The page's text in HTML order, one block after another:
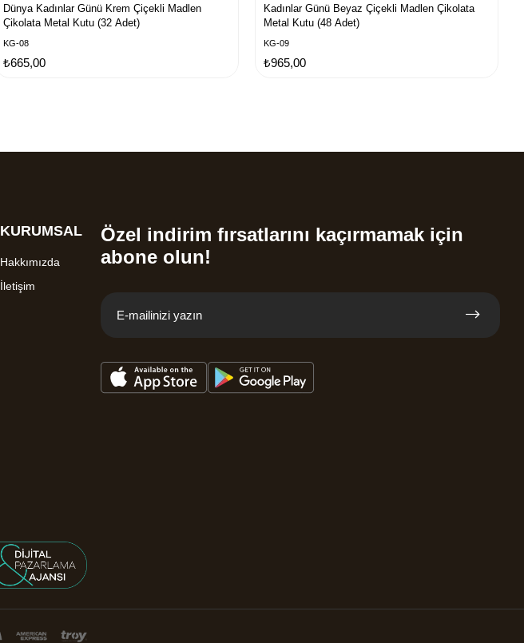
Dünya Kadınlar Günü Krem Çiçekli Madlen
Çikolata Metal Kutu (32 Adet)
KG-08
₺665,00
Kadınlar Günü Beyaz Çiçekli Madlen Çikolata
Metal Kutu (48 Adet)
KG-09
₺965,00
KURUMSAL
Hakkımızda
İletişim
Özel indirim fırsatlarını kaçırmamak için
abone olun!